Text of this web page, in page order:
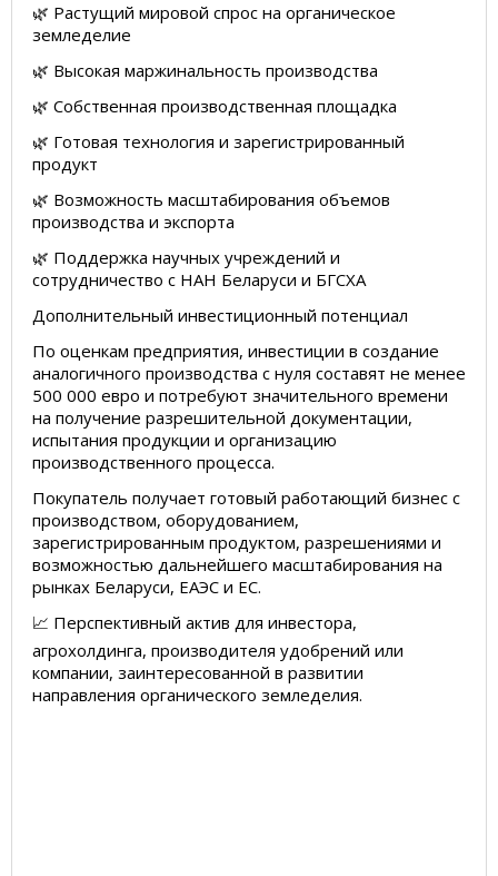
🌿 Растущий мировой спрос на органическое
земледелие
🌿 Высокая маржинальность производства
🌿 Собственная производственная площадка
🌿 Готовая технология и зарегистрированный
продукт
🌿 Возможность масштабирования объемов
производства и экспорта
🌿 Поддержка научных учреждений и
сотрудничество с НАН Беларуси и БГСХА
Дополнительный инвестиционный потенциал
По оценкам предприятия, инвестиции в создание
аналогичного производства с нуля составят не менее
500 000 евро и потребуют значительного времени
на получение разрешительной документации,
испытания продукции и организацию
производственного процесса.
Покупатель получает готовый работающий бизнес с
производством, оборудованием,
зарегистрированным продуктом, разрешениями и
возможностью дальнейшего масштабирования на
рынках Беларуси, ЕАЭС и ЕС.
📈 Перспективный актив для инвестора,
агрохолдинга, производителя удобрений или
компании, заинтересованной в развитии
направления органического земледелия.